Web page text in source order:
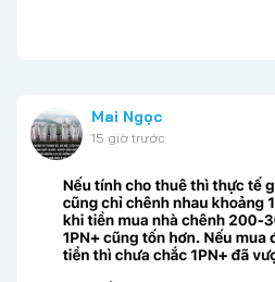
Mai Ngọc
15 giờ trước